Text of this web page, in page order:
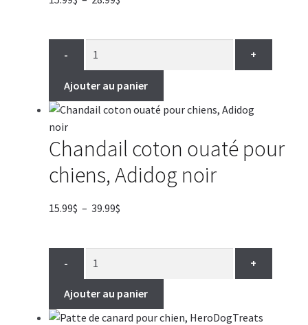
à
28.99$
- +
Ajouter au panier
Chandail coton ouaté pour
chiens, Adidog noir
15.99$ – 39.99$Plage
à
39.99$
- +
Ajouter au panier